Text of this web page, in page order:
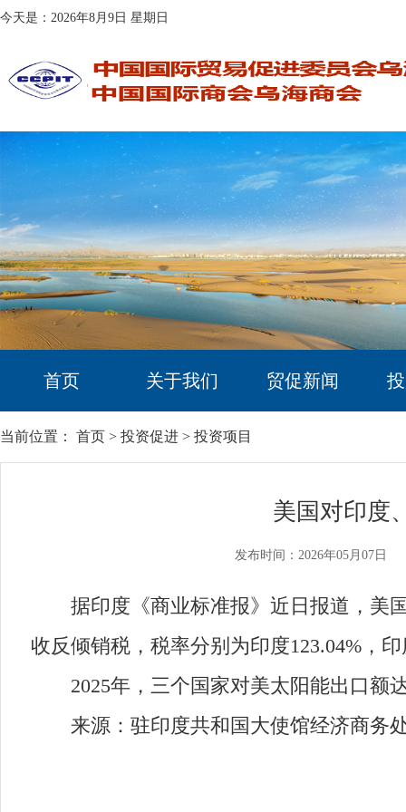
今天是：2026年8月9日 星期日
首页 关于我们 贸促新闻
当前位置： 首页 > 投资促进 > 投资项目
美国对印度
发布时间：2026年05月07日
据印度《商业标准报》近日报道，美国
收反倾销税，税率分别为印度123.04%，
2025年，三个国家对美太阳能出口额
来源：驻印度共和国大使馆经济商务